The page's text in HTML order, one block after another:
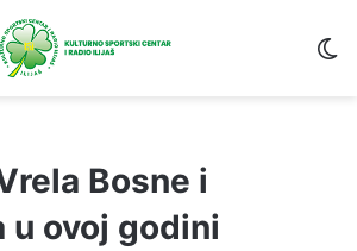
Bosne i
u ovoj godini